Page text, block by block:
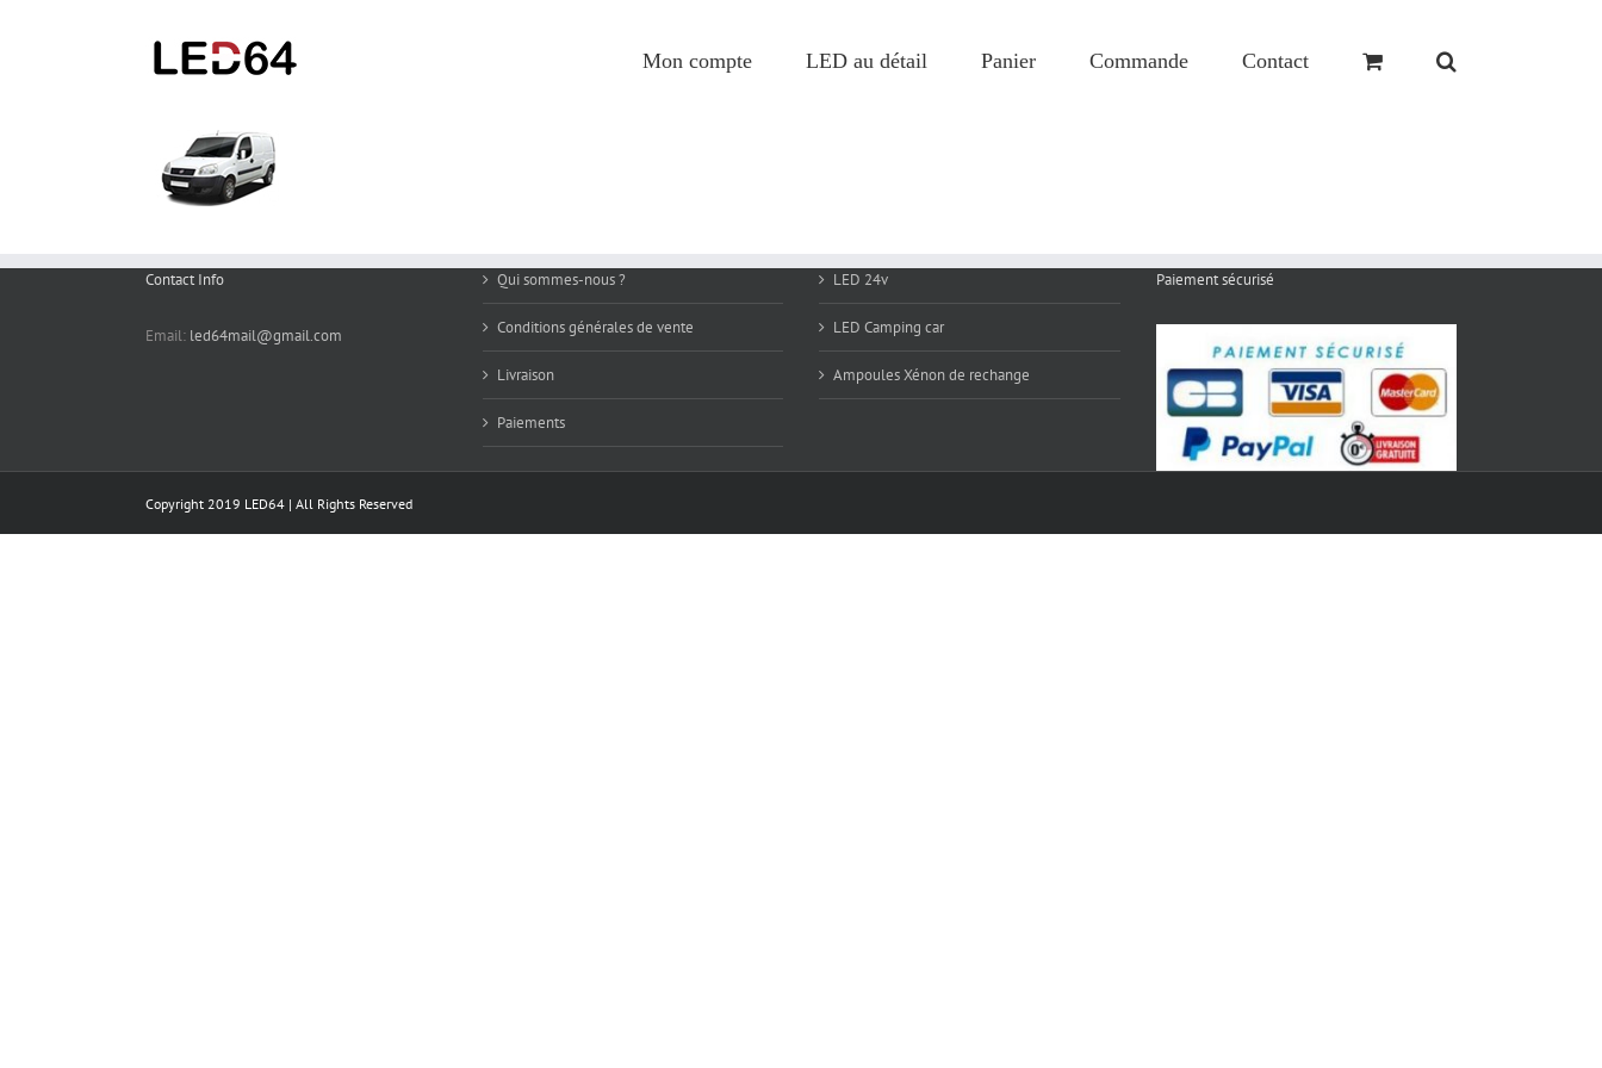
Mon compte LED au détail Panier Commande Contact
Contact Info
Email: led64mail@gmail.com
Qui sommes-nous ?
Conditions générales de vente
Livraison
Paiements
LED 24v
LED Camping car
Ampoules Xénon de rechange
Paiement sécurisé
Copyright 2019 LED64 | All Rights Reserved